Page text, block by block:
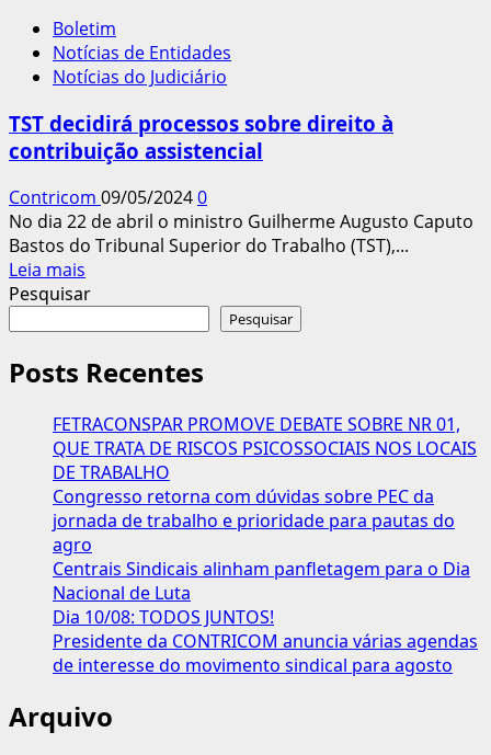
empregados
não
é
para
Criação
Sindicatos
de
Micro
e
Pequenas
Boletim
Notícias de Entidades
Notícias do Judiciário
TST decidirá processos sobre direito à
contribuição assistencial
Contricom 09/05/20240
No dia 22 de abril o ministro Guilherme Augusto Caputo
Bastos do Tribunal Superior do Trabalho (TST),...
Leia mais
mais
decidirá
processos
sobre
direito
à
contribuição
assistencial
Pesquisar
Pesquisar
Posts Recentes
FETRACONSPAR PROMOVE DEBATE SOBRE NR 01,
QUE TRATA DE RISCOS PSICOSSOCIAIS NOS LOCAIS
DE TRABALHO
Congresso retorna com dúvidas sobre PEC da
jornada de trabalho e prioridade para pautas do
agro
Centrais Sindicais alinham panfletagem para o Dia
Nacional de Luta
Dia 10/08: TODOS JUNTOS!
Presidente da CONTRICOM anuncia várias agendas
de interesse do movimento sindical para agosto
Arquivo